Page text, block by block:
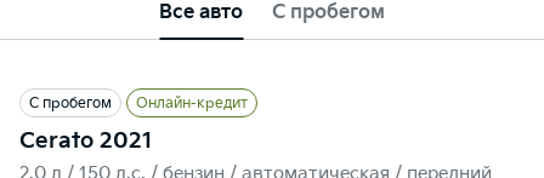
Все авто С пробегом
С пробегом Онлайн-кредит
Cerato 2021